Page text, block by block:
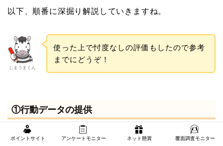
以下、順番に深掘り解説していきますね。
しまうまくん
使った上で忖度なしの評価もしたので参考
までにどうぞ！
①行動データの提供
ポイントサイト アンケートモニター ネット懸賞 覆面調査モニター